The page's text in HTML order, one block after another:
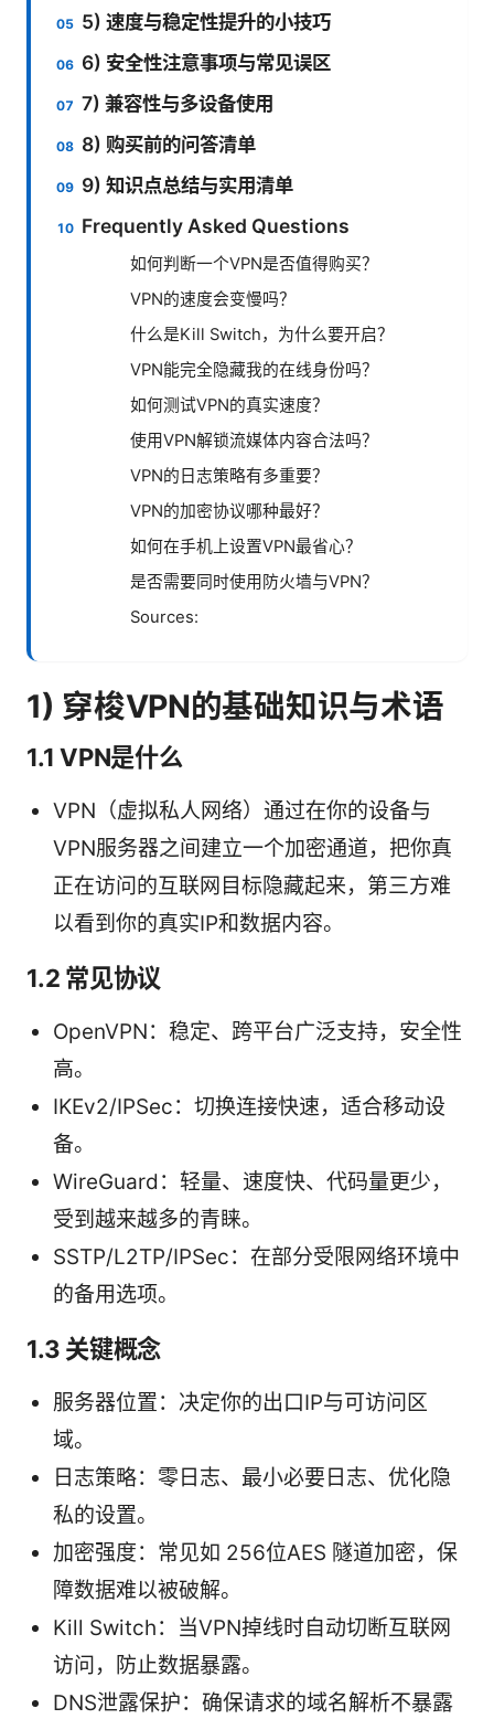
5) 速度与稳定性提升的小技巧
6) 安全性注意事项与常见误区
7) 兼容性与多设备使用
8) 购买前的问答清单
9) 知识点总结与实用清单
Frequently Asked Questions
如何判断一个VPN是否值得购买？
VPN的速度会变慢吗？
什么是Kill Switch，为什么要开启？
VPN能完全隐藏我的在线身份吗？
如何测试VPN的真实速度？
使用VPN解锁流媒体内容合法吗？
VPN的日志策略有多重要？
VPN的加密协议哪种最好？
如何在手机上设置VPN最省心？
是否需要同时使用防火墙与VPN？
Sources:
1) 穿梭VPN的基础知识与术语
1.1 VPN是什么
VPN（虚拟私人网络）通过在你的设备与
VPN服务器之间建立一个加密通道，把你真
正在访问的互联网目标隐藏起来，第三方难
以看到你的真实IP和数据内容。
1.2 常见协议
OpenVPN：稳定、跨平台广泛支持，安全性
高。
IKEv2/IPSec：切换连接快速，适合移动设
备。
WireGuard：轻量、速度快、代码量更少，
受到越来越多的青睐。
SSTP/L2TP/IPSec：在部分受限网络环境中
的备用选项。
1.3 关键概念
服务器位置：决定你的出口IP与可访问区
域。
日志策略：零日志、最小必要日志、优化隐
私的设置。
加密强度：常见如 256位AES 隧道加密，保
障数据难以被破解。
Kill Switch：当VPN掉线时自动切断互联网
访问，防止数据暴露。
DNS泄露保护：确保请求的域名解析不暴露